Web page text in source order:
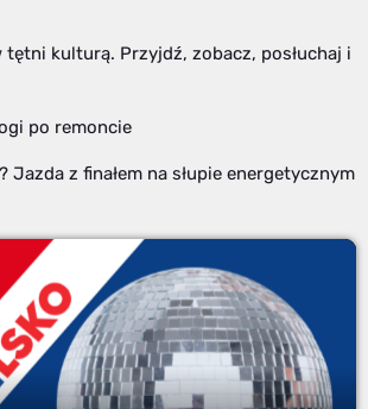
tętni kulturą. Przyjdź, zobacz, posłuchaj i
po remoncie
Jazda z finałem na słupie energetycznym